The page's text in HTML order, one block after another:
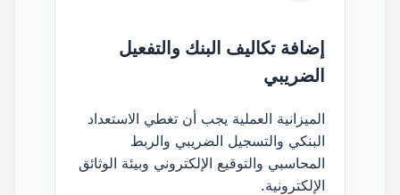
إضافة تكاليف البنك والتفعيل
الضريبي
الميزانية العملية يجب أن تغطي الاستعداد
البنكي والتسجيل الضريبي والربط
المحاسبي والتوقيع الإلكتروني وبيئة الوثائق
الإلكترونية.